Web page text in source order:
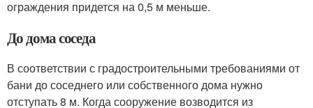
ограждения придется на 0,5 м меньше.
До дома соседа
В соответствии с градостроительными требованиями от
бани до соседнего или собственного дома нужно
отступать 8 м. Когда сооружение возводится из